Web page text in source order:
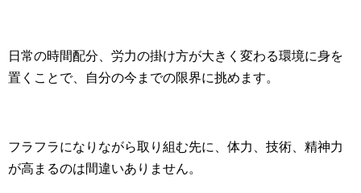
日常の時間配分、労力の掛け方が大きく変わる環境に身を
置くことで、自分の今までの限界に挑めます。
フラフラになりながら取り組む先に、体力、技術、精神力
が高まるのは間違いありません。